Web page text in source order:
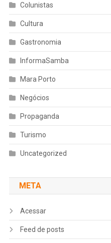
Colunistas
Cultura
Gastronomia
InformaSamba
Mara Porto
Negócios
Propaganda
Turismo
Uncategorized
META
Acessar
Feed de posts